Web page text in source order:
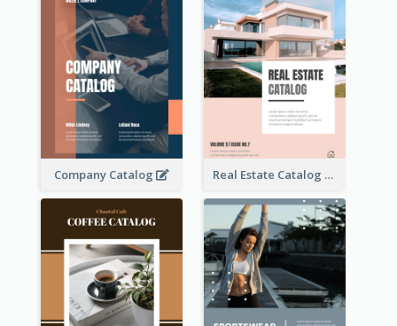
Company Catalog Real Estate Catalog